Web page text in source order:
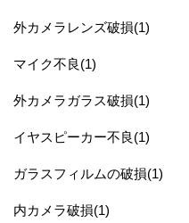
外カメラレンズ破損(1)
マイク不良(1)
外カメラガラス破損(1)
イヤスピーカー不良(1)
ガラスフィルムの破損(1)
内カメラ破損(1)